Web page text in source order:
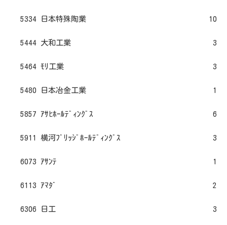
5334 日本特殊陶業 10
5444 大和工業 3
5464 ﾓﾘ工業 3
5480 日本冶金工業 1
5857 ｱｻﾋﾎｰﾙﾃﾞｨﾝｸﾞｽ 6
5911 横河ﾌﾞﾘｯｼﾞﾎｰﾙﾃﾞｨﾝｸﾞｽ 3
6073 ｱｻﾝﾃ 1
6113 ｱﾏﾀﾞ 2
6306 日工 3